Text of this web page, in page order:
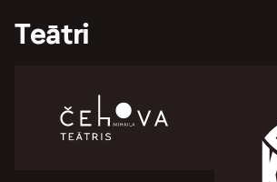
Teātri